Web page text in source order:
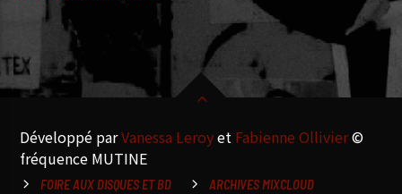
Développé parVanessa Leroyet Fabienne Ollivier©
fréquence MUTINE
FOIRE AUX DISQUES ET BD ARCHIVES MIXCLOUD